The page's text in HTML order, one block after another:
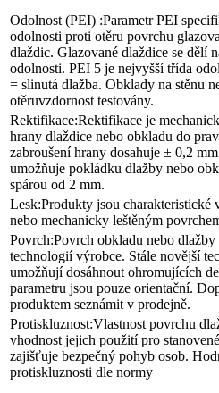
Odolnost (PEI) :Parametr PEI
odolnosti proti otěru povrchu
dlaždic. Glazované dlaždice se dělí
odolnosti. PEI 5 je nejvyšší třída
= slinutá dlažba. Obklady na stěnu
otěruvzdornost testovány.
Rektifikace:Rektifikace je
hrany dlaždice nebo obkladu do
zabroušení hrany dosahuje ± 0,2
umožňuje pokládku dlažby nebo
spárou od 2 mm.
Lesk:Produkty jsou charakteristické
nebo mechanicky leštěným
Povrch:Povrch obkladu nebo
technologií výrobce. Stále novější
umožňují dosáhnout ohromujících
parametru jsou pouze orientační.
produktem seznámit v prodejně.
Protiskluznost:Vlastnost povrchu
vhodnost jejich použití pro
zajišťuje bezpečný pohyb osob.
protiskluznosti dle normy